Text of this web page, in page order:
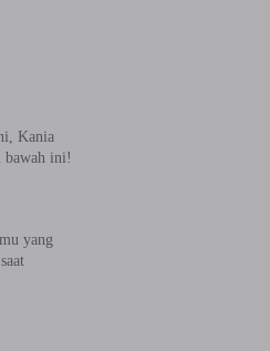
Kania
bawah ini!
yang